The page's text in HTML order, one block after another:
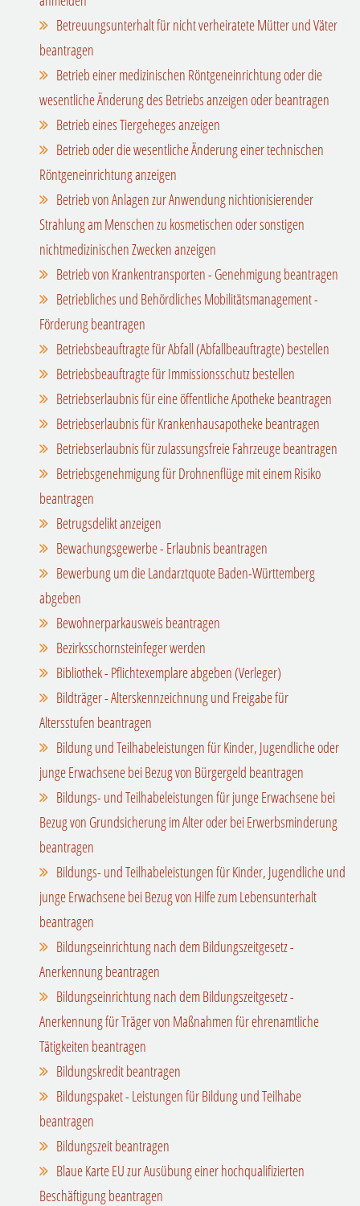
Betreuungsunterhalt für nicht verheiratete Mütter und Väter
beantragen
Betrieb einer medizinischen Röntgeneinrichtung oder die
wesentliche Änderung des Betriebs anzeigen oder beantragen
Betrieb eines Tiergeheges anzeigen
Betrieb oder die wesentliche Änderung einer technischen
Röntgeneinrichtung anzeigen
Betrieb von Anlagen zur Anwendung nichtionisierender
Strahlung am Menschen zu kosmetischen oder sonstigen
nichtmedizinischen Zwecken anzeigen
Betrieb von Krankentransporten - Genehmigung beantragen
Betriebliches und Behördliches Mobilitätsmanagement -
Förderung beantragen
Betriebsbeauftragte für Abfall (Abfallbeauftragte) bestellen
Betriebsbeauftragte für Immissionsschutz bestellen
Betriebserlaubnis für eine öffentliche Apotheke beantragen
Betriebserlaubnis für Krankenhausapotheke beantragen
Betriebserlaubnis für zulassungsfreie Fahrzeuge beantragen
Betriebsgenehmigung für Drohnenflüge mit einem Risiko
beantragen
Betrugsdelikt anzeigen
Bewachungsgewerbe - Erlaubnis beantragen
Bewerbung um die Landarztquote Baden-Württemberg
abgeben
Bewohnerparkausweis beantragen
Bezirksschornsteinfeger werden
Bibliothek - Pflichtexemplare abgeben (Verleger)
Bildträger - Alterskennzeichnung und Freigabe für
Altersstufen beantragen
Bildung und Teilhabeleistungen für Kinder, Jugendliche oder
junge Erwachsene bei Bezug von Bürgergeld beantragen
Bildungs- und Teilhabeleistungen für junge Erwachsene bei
Bezug von Grundsicherung im Alter oder bei Erwerbsminderung
beantragen
Bildungs- und Teilhabeleistungen für Kinder, Jugendliche und
junge Erwachsene bei Bezug von Hilfe zum Lebensunterhalt
beantragen
Bildungseinrichtung nach dem Bildungszeitgesetz -
Anerkennung beantragen
Bildungseinrichtung nach dem Bildungszeitgesetz -
Anerkennung für Träger von Maßnahmen für ehrenamtliche
Tätigkeiten beantragen
Bildungskredit beantragen
Bildungspaket - Leistungen für Bildung und Teilhabe
beantragen
Bildungszeit beantragen
Blaue Karte EU zur Ausübung einer hochqualifizierten
Beschäftigung beantragen